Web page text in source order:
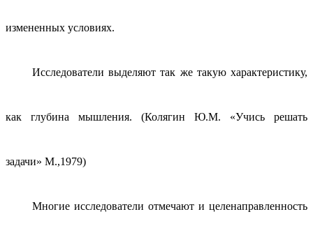
измененных условиях.
Исследователи выделяют так же такую характеристику,
как глубина мышления. (Колягин Ю.М. «Учись решать
задачи» М.,1979)
Многие исследователи отмечают и целенаправленность